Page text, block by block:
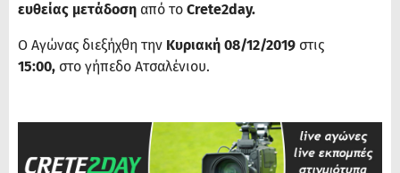
ευθείας μετάδοση από το Crete2day.
Ο Αγώνας διεξήχθη την Κυριακή 08/12/2019 στις
15:00, στο γήπεδο Ατσαλένιου.